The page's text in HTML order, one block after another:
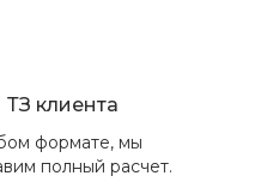
клиента
формате, мы
полный расчет.